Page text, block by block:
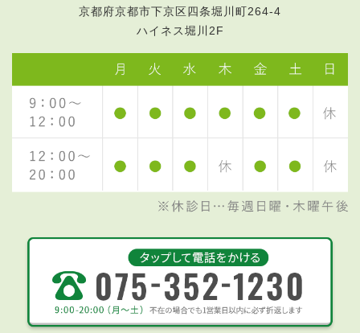
京都府京都市下京区四条堀川町264-4
ハイネス堀川2F